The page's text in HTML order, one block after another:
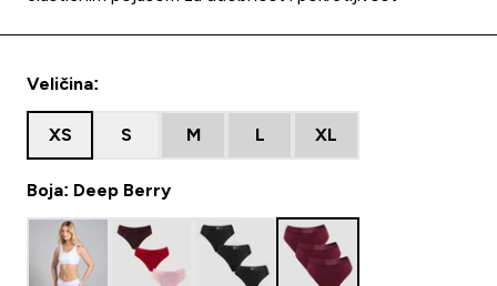
Veličina:
XS S M L XL
Boja: Deep Berry